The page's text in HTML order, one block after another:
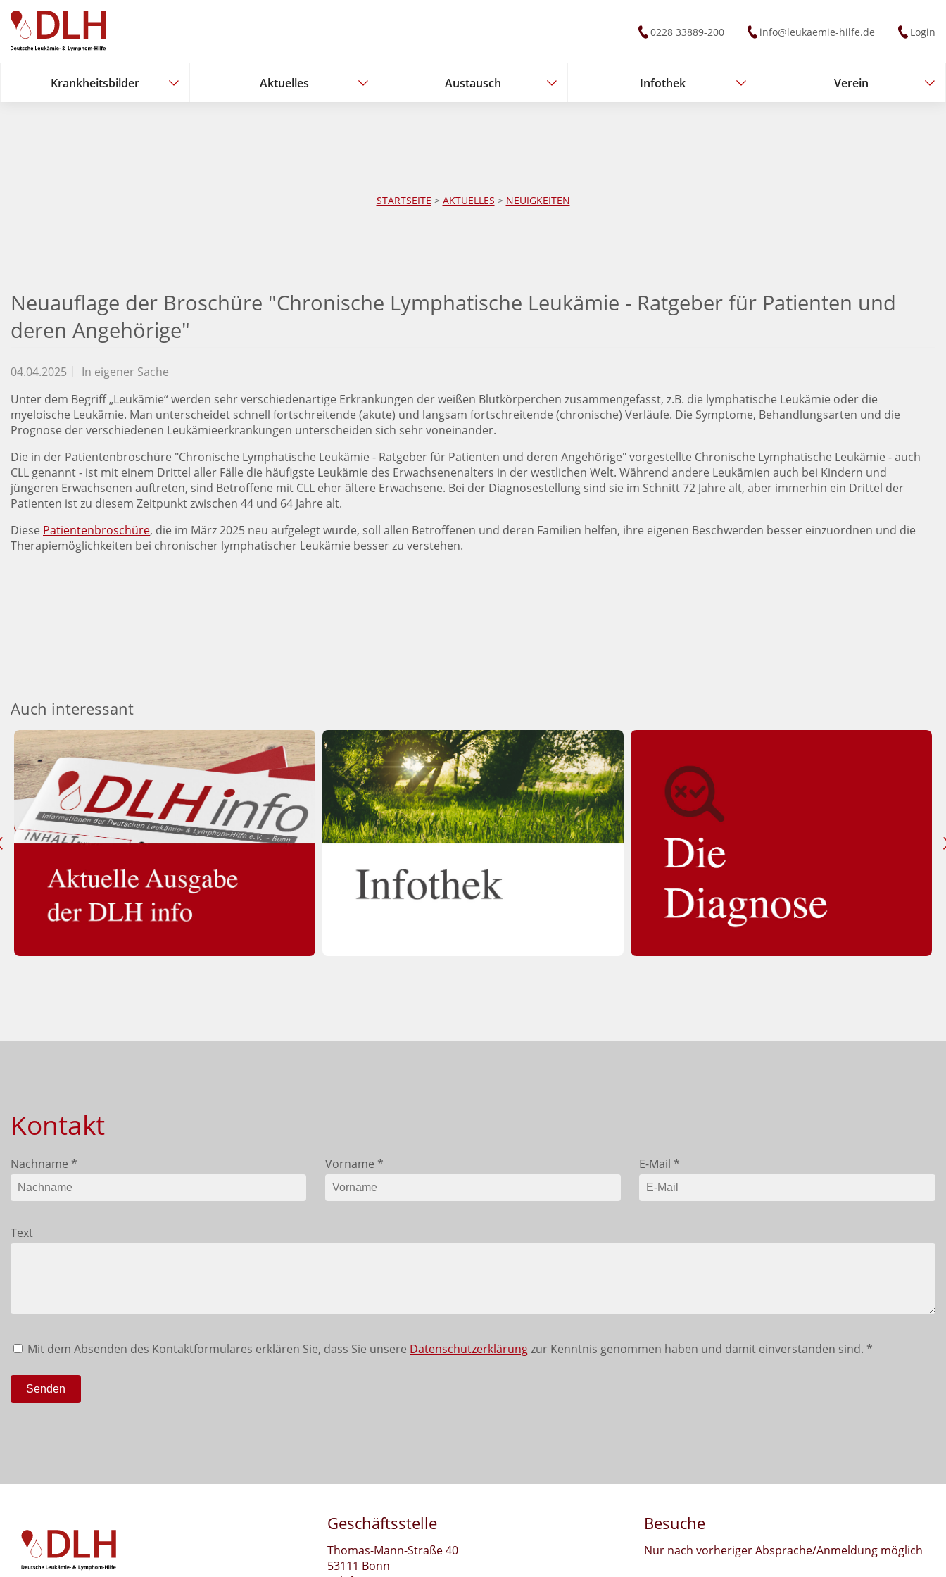
Zum Hauptinhalt springen
0228 33889-200 info@leukaemie-hilfe.de Login
Krankheitsbilder
Krankheitsbilder Aktuelles
Aktuelles Austausch
Austausch Infothek
Infothek Verein
Verein
STARTSEITE > AKTUELLES > NEUIGKEITEN
Neuauflage der Broschüre "Chronische Lymphatische Leukämie - Ratgeber für Patienten und
deren Angehörige"
04.04.2025
In eigener Sache
Unter dem Begriff „Leukämie“ werden sehr verschiedenartige Erkrankungen der weißen Blutkörperchen zusammengefasst, z.B. die lymphatische Leukämie oder die
myeloische Leukämie. Man unterscheidet schnell fortschreitende (akute) und langsam fortschreitende (chronische) Verläufe. Die Symptome, Behandlungsarten und die
Prognose der verschiedenen Leukämieerkrankungen unterscheiden sich sehr voneinander.
Die in der Patientenbroschüre "Chronische Lymphatische Leukämie - Ratgeber für Patienten und deren Angehörige" vorgestellte Chronische Lymphatische Leukämie - auch
CLL genannt - ist mit einem Drittel aller Fälle die häufigste Leukämie des Erwachsenenalters in der westlichen Welt. Während andere Leukämien auch bei Kindern und
jüngeren Erwachsenen auftreten, sind Betroffene mit CLL eher ältere Erwachsene. Bei der Diagnosestellung sind sie im Schnitt 72 Jahre alt, aber immerhin ein Drittel der
Patienten ist zu diesem Zeitpunkt zwischen 44 und 64 Jahre alt.
Diese Patientenbroschüre, die im März 2025 neu aufgelegt wurde, soll allen Betroffenen und deren Familien helfen, ihre eigenen Beschwerden besser einzuordnen und die
Therapiemöglichkeiten bei chronischer lymphatischer Leukämie besser zu verstehen.
Auch interessant
Kontakt
Nachname * Vorname * E-Mail *
Text
Mit dem Absenden des Kontaktformulares erklären Sie, dass Sie unsere Datenschutzerklärungzur Kenntnis genommen haben und damit einverstanden sind. *
Senden
Geschäftsstelle
Thomas-Mann-Straße 40
53111 Bonn
Besuche
Nur nach vorheriger Absprache/Anmeldung möglich